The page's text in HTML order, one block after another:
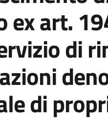
ex art.
di
di